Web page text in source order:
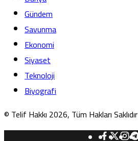
Gündem
Savunma
Ekonomi
Siyaset
Teknoloji
Biyografi
© Telif Hakkı 2026, Tüm Hakları Saklıdır